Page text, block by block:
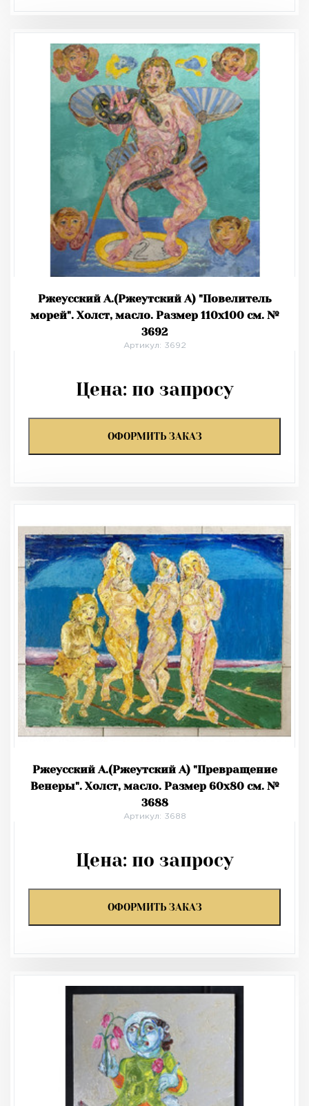
Ржеусский А.(Ржеутский А) "Повелитель
морей". Холст, масло. Размер 110х100 см. №
3692
Артикул: 3692
Цена: по запросу
ОФОРМИТЬ ЗАКАЗ
Ржеусский А.(Ржеутский А) "Превращение
Венеры". Холст, масло. Размер 60х80 см. №
3688
Артикул: 3688
Цена: по запросу
ОФОРМИТЬ ЗАКАЗ